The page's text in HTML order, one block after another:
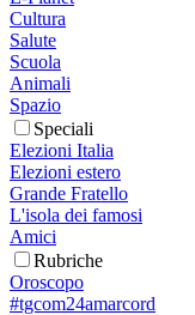
Cultura
Salute
Scuola
Animali
Spazio
Speciali
Elezioni Italia
Elezioni estero
Grande Fratello
L'isola dei famosi
Amici
Rubriche
Oroscopo
#tgcom24amarcord